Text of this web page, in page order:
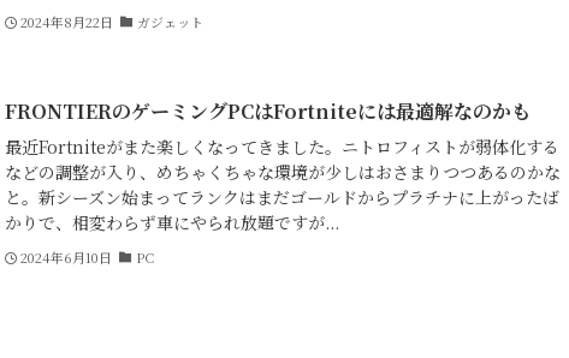
2024年8月22日 ガジェット
FRONTIERのゲーミングPCはFortniteには最適解なのかも
最近Fortniteがまた楽しくなってきました。ニトロフィストが弱体化する
などの調整が入り、めちゃくちゃな環境が少しはおさまりつつあるのかな
と。新シーズン始まってランクはまだゴールドからプラチナに上がったば
かりで、相変わらず車にやられ放題ですが...
2024年6月10日 PC